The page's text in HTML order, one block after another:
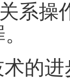
系
进